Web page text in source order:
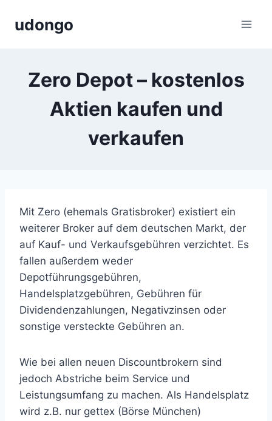
Inhaltudongo
Zero Depot – kostenlos
Aktien kaufen und
verkaufen
Mit Zero (ehemals Gratisbroker) existiert ein
weiterer Broker auf dem deutschen Markt, der
auf Kauf- und Verkaufsgebühren verzichtet. Es
fallen außerdem weder
Depotführungsgebühren,
Handelsplatzgebühren, Gebühren für
Dividendenzahlungen, Negativzinsen oder
sonstige versteckte Gebühren an.
Wie bei allen neuen Discountbrokern sind
jedoch Abstriche beim Service und
Leistungsumfang zu machen. Als Handelsplatz
wird z.B. nur gettex (Börse München)